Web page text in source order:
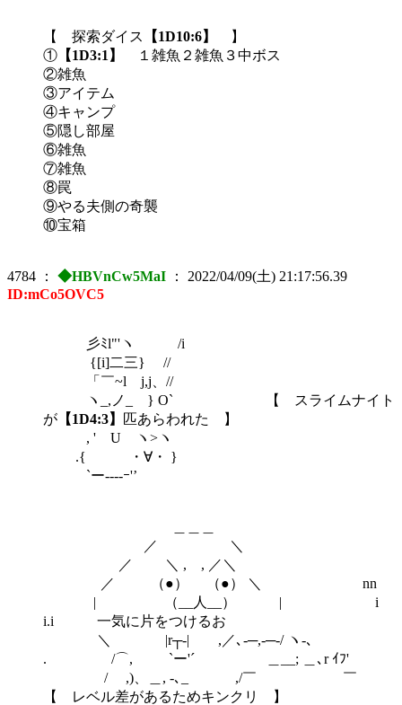
【 探索ダイス 【1D10:6】
】
① 【1D3:1】
１雑魚２雑魚３中ボス
②雑魚
③アイテム
④キャンプ
⑤隠し部屋
⑥雑魚
⑦雑魚
⑧罠
⑨やる夫側の奇襲
⑩宝箱
4784 ： ◆HBVnCw5MaI ： 2022/04/09(土) 21:17:56.39
ID:mCo5OVC5
彡ﾐl"'ヽ /i
{[i]二三} //
「￣~l j,j、//
ヽ_,ノ_ } O` 【 スライムナイト
が 【1D4:3】
匹あらわれた 】
, ' U ヽ>ヽ
.{ ・∀・ }
`ー----ｰ'’
／ ＼
／ ＼ , , ／＼
／ （●） （●） ＼ nn
| （__人__） | i
i.i 一気に片をつけるお
＼ |r┬-| ,／､-─,‐─‐/ ヽ-､
. /⌒, `ー'´ ＿__; ＿､r ｲﾌ'
/ ,)、＿, -､_ ,/￣ ￣
【 レベル差があるためキンクリ 】